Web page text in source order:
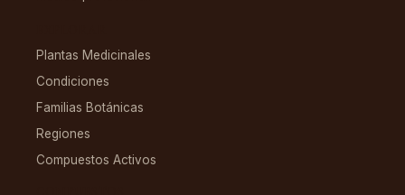
Plantas Medicinales
Condiciones
Familias Botánicas
Regiones
Compuestos Activos